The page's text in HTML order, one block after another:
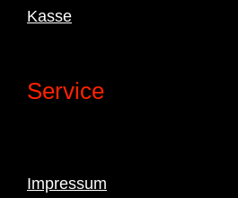
Kasse
Service
Impressum